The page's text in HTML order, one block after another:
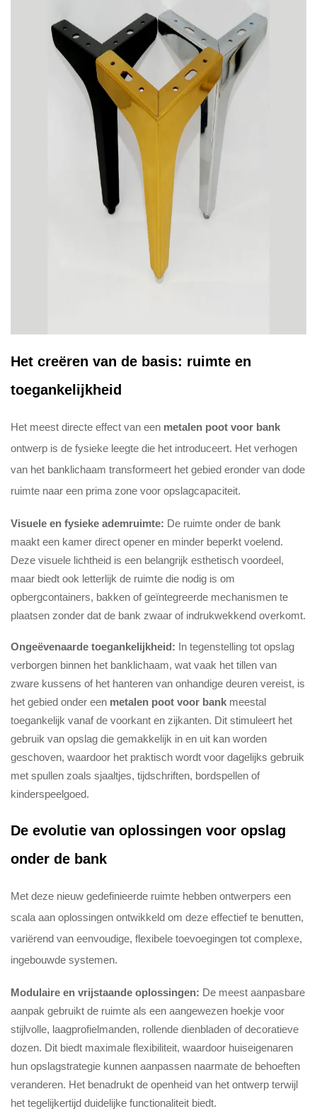
Het creëren van de basis: ruimte en
toegankelijkheid
Het meest directe effect van een metalen poot voor bank
ontwerp is de fysieke leegte die het introduceert. Het verhogen
van het banklichaam transformeert het gebied eronder van dode
ruimte naar een prima zone voor opslagcapaciteit.
Visuele en fysieke ademruimte: De ruimte onder de bank
maakt een kamer direct opener en minder beperkt voelend.
Deze visuele lichtheid is een belangrijk esthetisch voordeel,
maar biedt ook letterlijk de ruimte die nodig is om
opbergcontainers, bakken of geïntegreerde mechanismen te
plaatsen zonder dat de bank zwaar of indrukwekkend overkomt.
Ongeëvenaarde toegankelijkheid: In tegenstelling tot opslag
verborgen binnen het banklichaam, wat vaak het tillen van
zware kussens of het hanteren van onhandige deuren vereist, is
het gebied onder een metalen poot voor bank meestal
toegankelijk vanaf de voorkant en zijkanten. Dit stimuleert het
gebruik van opslag die gemakkelijk in en uit kan worden
geschoven, waardoor het praktisch wordt voor dagelijks gebruik
met spullen zoals sjaaltjes, tijdschriften, bordspellen of
kinderspeelgoed.
De evolutie van oplossingen voor opslag
onder de bank
Met deze nieuw gedefinieerde ruimte hebben ontwerpers een
scala aan oplossingen ontwikkeld om deze effectief te benutten,
variërend van eenvoudige, flexibele toevoegingen tot complexe,
ingebouwde systemen.
Modulaire en vrijstaande oplossingen: De meest aanpasbare
aanpak gebruikt de ruimte als een aangewezen hoekje voor
stijlvolle, laagprofielmanden, rollende dienbladen of decoratieve
dozen. Dit biedt maximale flexibiliteit, waardoor huiseigenaren
hun opslagstrategie kunnen aanpassen naarmate de behoeften
veranderen. Het benadrukt de openheid van het ontwerp terwijl
het tegelijkertijd duidelijke functionaliteit biedt.